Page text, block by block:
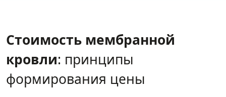
Стоимость мембранной
кровли: принципы
формирования цены